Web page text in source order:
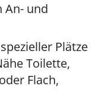
An- und
Plätze
Toilette,
Flach,